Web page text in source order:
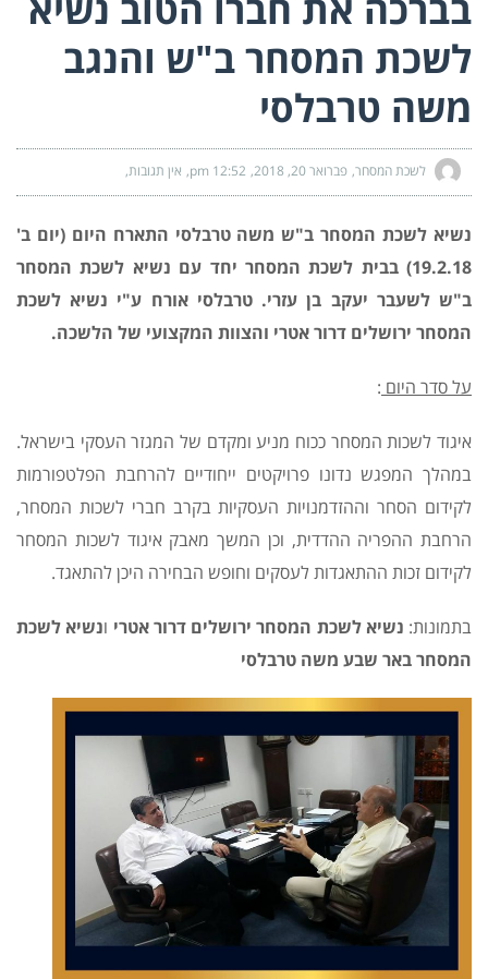
לשכת המסחר ב"ש והנגב
משה טרבלסי
לשכת המסחר פברואר 20, 2018 12:52 pm אין תגובות
נשיא לשכת המסחר ב"ש משה טרבלסי התארח היום (יום ב'
19.2.18) בבית לשכת המסחר יחד עם נשיא לשכת המסחר
ב"ש לשעבר יעקב בן עזרי. טרבלסי אורח ע"י נשיא לשכת
המסחר ירושלים דרור אטרי והצוות המקצועי של הלשכה.
על סדר היום :
איגוד לשכות המסחר ככוח מניע ומקדם של המגזר העסקי בישראל.
במהלך המפגש נדונו פרויקטים ייחודיים להרחבת הפלטפורמות
לקידום הסחר וההזדמנויות העסקיות בקרב חברי לשכות המסחר,
הרחבת ההפריה ההדדית, וכן המשך מאבק איגוד לשכות המסחר
לקידום זכות ההתאגדות לעסקים וחופש הבחירה היכן להתאגד.
בתמונות: נשיא לשכת המסחר ירושלים דרור אטרי ונשיא לשכת
המסחר באר שבע משה טרבלסי